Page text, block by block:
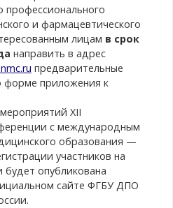
профессионального
и фармацевтического
лицам в срок
направить в адрес
предварительные
форме приложения к
XII
с международным
образования —
участников на
опубликована
сайте ФГБУ ДПО